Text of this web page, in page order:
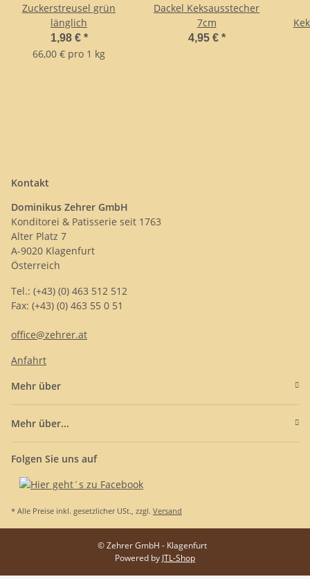
Zuckerstreusel grün
länglich
1,98 € *
66,00 € pro 1 kg
Dackel Keksausstecher
7cm
4,95 € *
Kontakt
Dominikus Zehrer GmbH
Konditorei & Patisserie seit 1763
Alter Platz 7
A-9020 Klagenfurt
Österreich
Tel.: (+43) (0) 463 512 512
Fax: (+43) (0) 463 55 0 51
office@zehrer.at
Anfahrt
Mehr über
Mehr über...
Folgen Sie uns auf
* Alle Preise inkl. gesetzlicher USt., zzgl. Versand
© Zehrer GmbH - Klagenfurt
Powered by JTL-Shop